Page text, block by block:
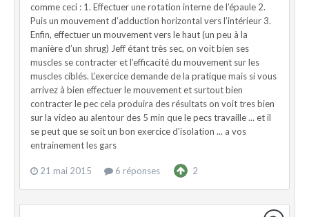
comme ceci : 1. Effectuer une rotation interne de l’épaule 2.
Puis un mouvement d’adduction horizontal vers l’intérieur 3.
Enfin, effectuer un mouvement vers le haut (un peu à la
manière d’un shrug) Jeff étant très sec, on voit bien ses
muscles se contracter et l’efficacité du mouvement sur les
muscles ciblés. L’exercice demande de la pratique mais si vous
arrivez à bien effectuer le mouvement et surtout bien
contracter le pec cela produira des résultats on voit tres bien
sur la video au alentour des 5 min que le pecs travaille ... et il
se peut que se soit un bon exercice d'isolation ... a vos
entrainement les gars
21 mai 2015 6 réponses 2